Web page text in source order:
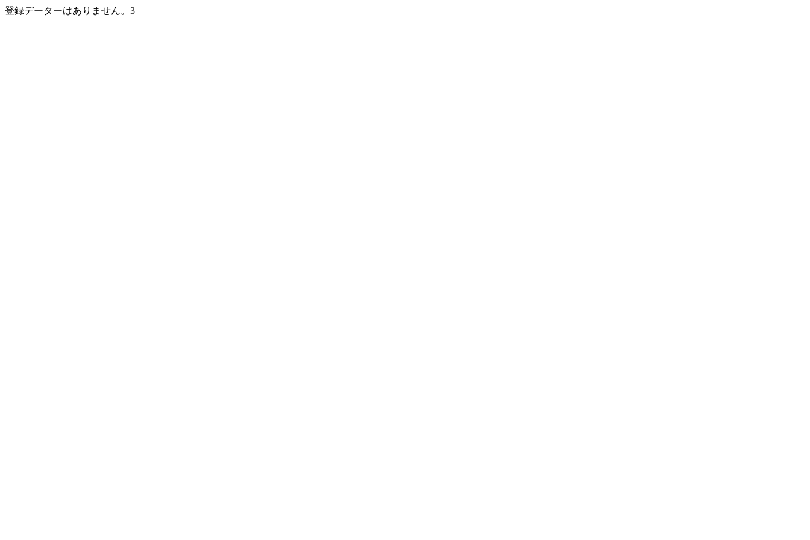
登録データーはありません。3